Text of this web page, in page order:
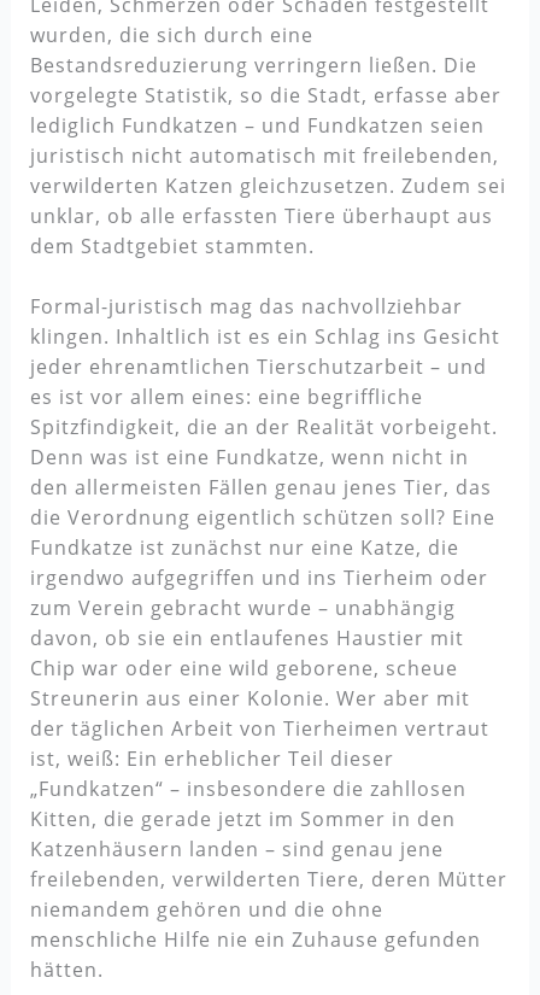
wurden, die sich durch eine
Bestandsreduzierung verringern ließen. Die
vorgelegte Statistik, so die Stadt, erfasse aber
lediglich Fundkatzen – und Fundkatzen seien
juristisch nicht automatisch mit freilebenden,
verwilderten Katzen gleichzusetzen. Zudem sei
unklar, ob alle erfassten Tiere überhaupt aus
dem Stadtgebiet stammten.
Formal-juristisch mag das nachvollziehbar
klingen. Inhaltlich ist es ein Schlag ins Gesicht
jeder ehrenamtlichen Tierschutzarbeit – und
es ist vor allem eines: eine begriffliche
Spitzfindigkeit, die an der Realität vorbeigeht.
Denn was ist eine Fundkatze, wenn nicht in
den allermeisten Fällen genau jenes Tier, das
die Verordnung eigentlich schützen soll? Eine
Fundkatze ist zunächst nur eine Katze, die
irgendwo aufgegriffen und ins Tierheim oder
zum Verein gebracht wurde – unabhängig
davon, ob sie ein entlaufenes Haustier mit
Chip war oder eine wild geborene, scheue
Streunerin aus einer Kolonie. Wer aber mit
der täglichen Arbeit von Tierheimen vertraut
ist, weiß: Ein erheblicher Teil dieser
„Fundkatzen“ – insbesondere die zahllosen
Kitten, die gerade jetzt im Sommer in den
Katzenhäusern landen – sind genau jene
freilebenden, verwilderten Tiere, deren Mütter
niemandem gehören und die ohne
menschliche Hilfe nie ein Zuhause gefunden
hätten.